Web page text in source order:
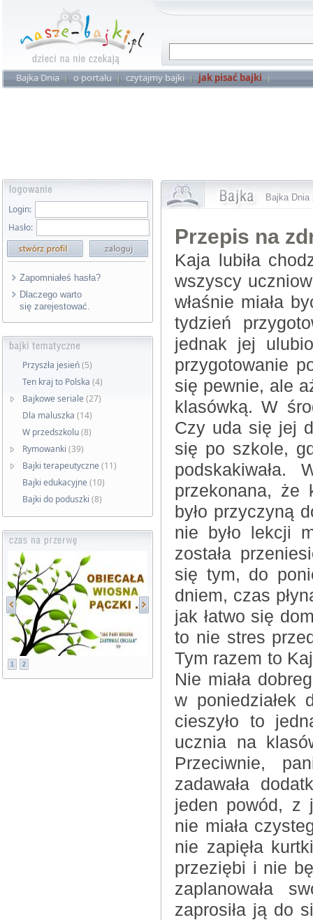
Bajka Dnia o portalu czytajmy bajki jak pisać bajki
Login:
Hasło:
Zapomniałeś hasła?
Dlaczego warto
się zarejestować.
Przyszła jesień(5)
Ten kraj to Polska (4)
Bajkowe seriale (27)
Dla maluszka (14)
W przedszkolu(8)
Rymowanki (39)
Bajki terapeutyczne (11)
Bajki edukacyjne (10)
Bajki do poduszki (8)
1 2
Bajka Dnia
Przepis na
Kaja lubiła
wszyscy
właśnie miała
tydzień
jednak jej
przygotowanie
się pewnie, ale
klasówką. W
Czy uda się jej
się po szkole,
podskakiwała.
przekonana, że
było przyczyną
nie było lekcji
została
się tym, do
dniem, czas
jak łatwo się
to nie stres
Tym razem to
Nie miała
w poniedziałek
cieszyło to
ucznia na
Przeciwnie,
zadawała
jeden powód, z
nie miała
nie zapięła
przeziębi i nie
zaplanowała
zaprosiła ją do